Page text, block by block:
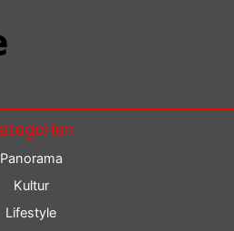
Panorama
Kultur
Lifestyle